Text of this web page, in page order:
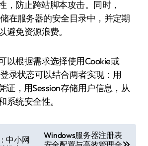
，防止跨站脚本攻击。同时，
在服务器的安全目录中，并定期
避免资源浪费。
以根据需求选择使用Cookie或
录状态可以结合两者实现：用
证，用Session存储用户信息，从
系统安全性。
中小网
Windows服务器注册表